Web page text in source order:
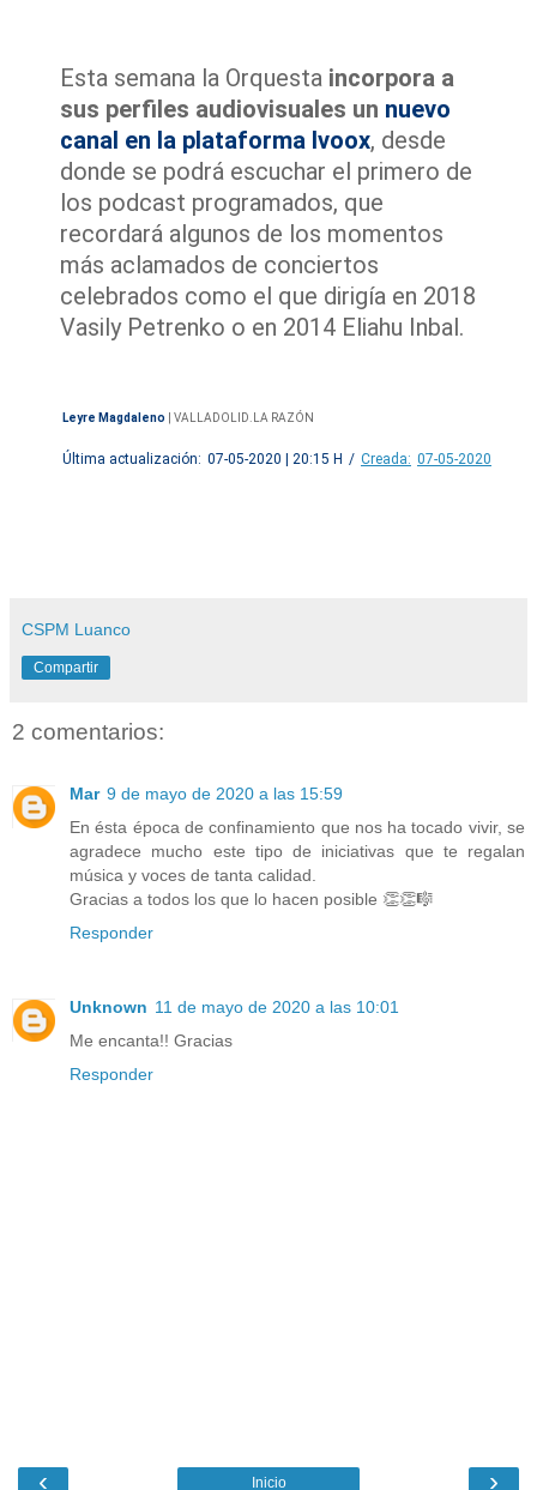
Esta semana la Orquesta incorpora a
sus perfiles audiovisuales un nuevo
canal en la plataforma Ivoox, desde
donde se podrá escuchar el primero de
los podcast programados, que
recordará algunos de los momentos
más aclamados de conciertos
celebrados como el que dirigía en 2018
Vasily Petrenko o en 2014 Eliahu Inbal.
Leyre Magdaleno VALLADOLID.LA RAZÓN
Última actualización: 07-05-2020 | 20:15 H / Creada: 07-05-2020
CSPM Luanco
Compartir
2 comentarios:
Mar 9 de mayo de 2020 a las 15:59
En ésta época de confinamiento que nos ha tocado vivir, se
agradece mucho este tipo de iniciativas que te regalan
música y voces de tanta calidad.
Gracias a todos los que lo hacen posible 👏👏🎼
Responder
Unknown 11 de mayo de 2020 a las 10:01
Me encanta!! Gracias
Responder
‹ ›
Inicio